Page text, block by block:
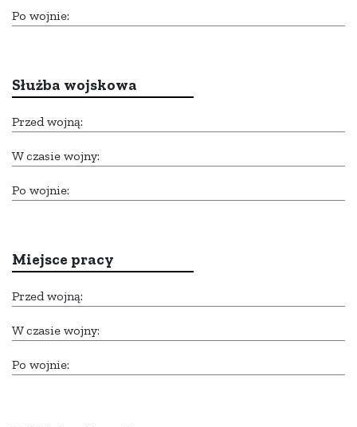
Po wojnie:
Służba wojskowa
Przed wojną:
W czasie wojny:
Po wojnie:
Miejsce pracy
Przed wojną:
W czasie wojny:
Po wojnie: